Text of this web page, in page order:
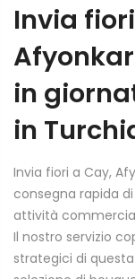
Invia
in
in
Invia fiori a Cay,
consegna rapida
attività
Il nostro servizio
strategici di